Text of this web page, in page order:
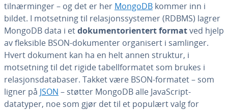
tilnærminger – og det er her MongoDB kommer inn i
bildet. I motsetning til relasjonssystemer (RDBMS) lagrer
MongoDB data i etdokumentorientert formatved hjelp
av fleksible BSON-dokumenter organisert i samlinger.
Hvert dokument kan ha en helt annen struktur, i
motsetning til det rigide tabellformatet som brukes i
relasjonsdatabaser. Takket være BSON-formatet – som
ligner på JSON – støtter MongoDB alle JavaScript-
datatyper, noe som gjør det til et populært valg for